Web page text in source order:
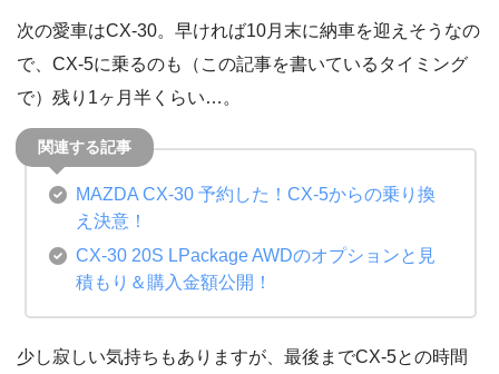
次の愛車はCX-30。早ければ10月末に納車を迎えそうなの
で、CX-5に乗るのも（この記事を書いているタイミング
で）残り1ヶ月半くらい…。
MAZDA CX-30 予約した！CX-5からの乗り換
え決意！
CX-30 20S LPackage AWDのオプションと見
積もり＆購入金額公開！
少し寂しい気持ちもありますが、最後までCX-5との時間